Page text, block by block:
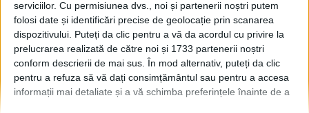
serviciilor. Cu permisiunea dvs., noi și partenerii noștri putem
folosi date și identificări precise de geolocație prin scanarea
dispozitivului. Puteți da clic pentru a vă da acordul cu privire la
prelucrarea realizată de către noi și 1733 partenerii noștri
conform descrierii de mai sus. În mod alternativ, puteți da clic
pentru a refuza să vă dați consimțământul sau pentru a accesa
informații mai detaliate și a vă schimba preferințele înainte de a